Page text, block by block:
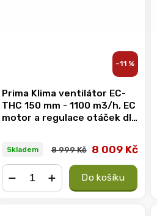
–11 %
Prima Klima ventilátor EC-
THC 150 mm - 1100 m3/h, EC
motor a regulace otáček dle
Skladem 8 999 Kč 8 009 Kč
Do košíku